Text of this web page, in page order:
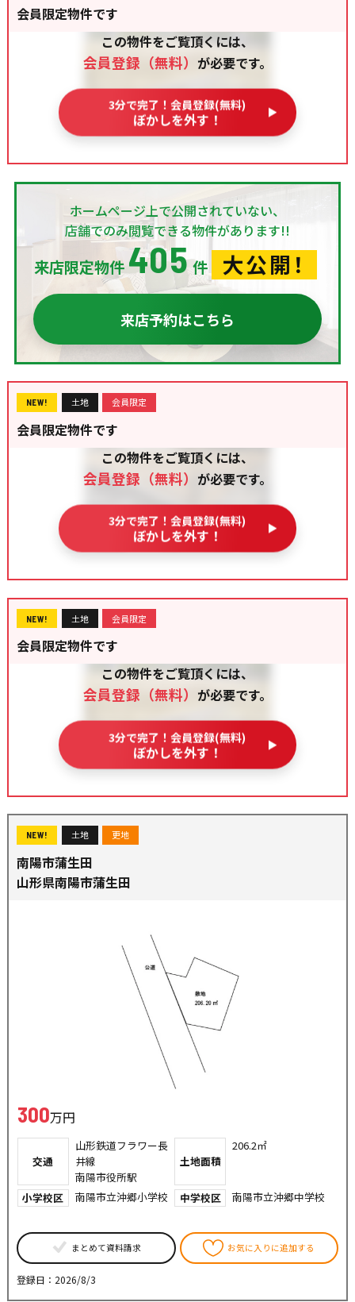
会員限定物件です
この物件をご覧頂くには、
会員登録（無料） が必要です。
3分で完了！会員登録(無料)
ぼかしを外す！
ホームページ上で公開されていない、
店舗でのみ閲覧できる物件があります!!
来店限定物件 405件 大公開！
来店予約はこちら
NEW! 土地 会員限定
会員限定物件です
この物件をご覧頂くには、
会員登録（無料） が必要です。
3分で完了！会員登録(無料)
ぼかしを外す！
NEW! 土地 会員限定
会員限定物件です
この物件をご覧頂くには、
会員登録（無料） が必要です。
3分で完了！会員登録(無料)
ぼかしを外す！
NEW! 土地 更地
南陽市蒲生田
山形県南陽市蒲生田
300万円
交通
山形鉄道フラワー長
井線
南陽市役所駅
土地面積
206.2㎡
小学校区 南陽市立沖郷小学校 中学校区 南陽市立沖郷中学校
まとめて資料請求 お気に入りに追加する
登録日：2026/8/3